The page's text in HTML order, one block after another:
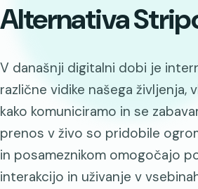
Alternativa
V današnji digitalni dobi je
različne vidike našega življenja,
kako komuniciramo in se
prenos v živo so pridobile
in posameznikom omogočajo
interakcijo in uživanje v